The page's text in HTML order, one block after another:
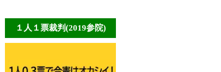
１人１票裁判(2019参院)